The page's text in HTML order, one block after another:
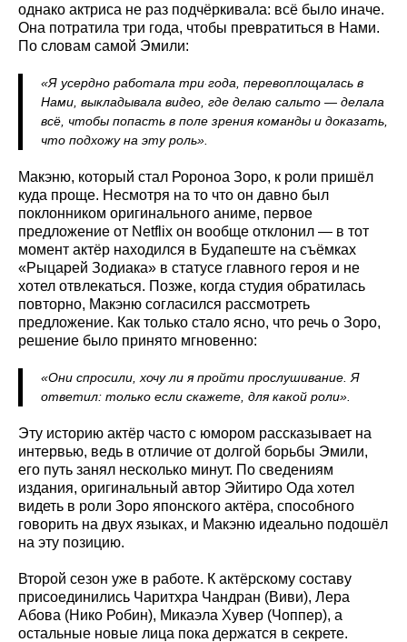
однако актриса не раз подчёркивала: всё было иначе.
Она потратила три года, чтобы превратиться в Нами.
По словам самой Эмили:
«Я усердно работала три года, перевоплощалась в
Нами, выкладывала видео, где делаю сальто — делала
всё, чтобы попасть в поле зрения команды и доказать,
что подхожу на эту роль».
Макэню, который стал Ророноа Зоро, к роли пришёл
куда проще. Несмотря на то что он давно был
поклонником оригинального аниме, первое
предложение от Netflix он вообще отклонил — в тот
момент актёр находился в Будапеште на съёмках
«Рыцарей Зодиака» в статусе главного героя и не
хотел отвлекаться. Позже, когда студия обратилась
повторно, Макэню согласился рассмотреть
предложение. Как только стало ясно, что речь о Зоро,
решение было принято мгновенно:
«Они спросили, хочу ли я пройти прослушивание. Я
ответил: только если скажете, для какой роли».
Эту историю актёр часто с юмором рассказывает на
интервью, ведь в отличие от долгой борьбы Эмили,
его путь занял несколько минут. По сведениям
издания, оригинальный автор Эйитиро Ода хотел
видеть в роли Зоро японского актёра, способного
говорить на двух языках, и Макэню идеально подошёл
на эту позицию.
Второй сезон уже в работе. К актёрскому составу
присоединились Чаритхра Чандран (Виви), Лера
Абова (Нико Робин), Микаэла Хувер (Чоппер), а
остальные новые лица пока держатся в секрете.